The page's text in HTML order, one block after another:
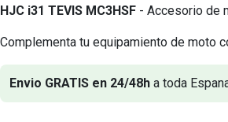
HJC i31 TEVIS MC3HSF - Accesorio de
Complementa tu equipamiento de moto
Envio GRATIS en 24/48h a toda